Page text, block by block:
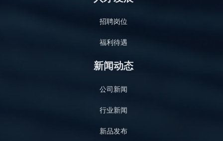
招聘岗位
福利待遇
新闻动态
公司新闻
行业新闻
新品发布